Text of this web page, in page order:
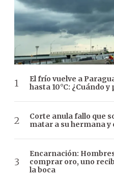
El frío vuelve a
hasta 10°C: ¿Cuándo
Corte anula fallo que
matar a su hermana
Encarnación:
comprar oro, uno
la boca